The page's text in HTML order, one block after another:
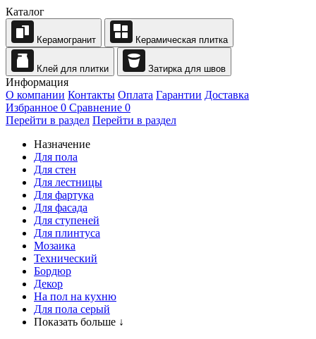
Каталог
Керамогранит Керамическая плитка
Клей для плитки Затирка для швов
Информация
О компании Контакты Оплата Гарантии Доставка
Избранное 0 Сравнение 0
Перейти в раздел Перейти в раздел
Назначение
Для пола
Для стен
Для лестницы
Для фартука
Для фасада
Для ступеней
Для плинтуса
Мозаика
Технический
Бордюр
Декор
На пол на кухню
Для пола серый
Показать больше ↓